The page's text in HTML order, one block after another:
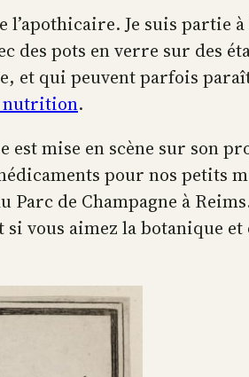
Je suis partie à
pots en verre sur des
et qui peuvent parfois
nutrition.
mise en scène sur son
pour nos petits
de Champagne à
vous aimez la botanique et